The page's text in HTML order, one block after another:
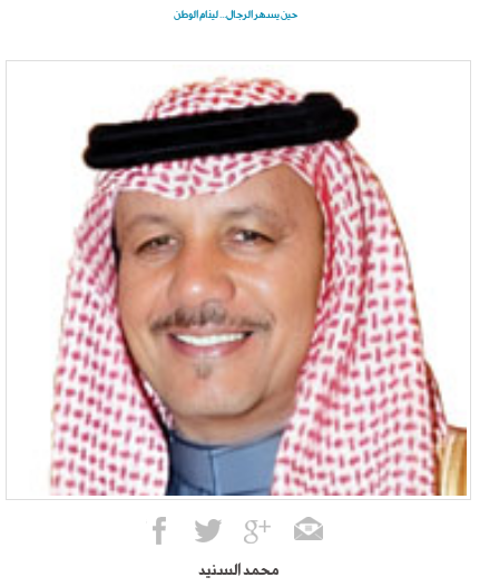
حين يسهر الرجال… لينام الوطن
محمد السنيد